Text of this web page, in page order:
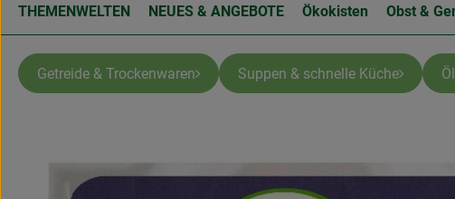
THEMENWELTEN NEUES & ANGEBOTE Ökokisten Obst &
Getreide & Trockenwaren Suppen & schnelle Küche